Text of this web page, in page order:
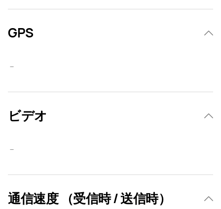
GPS
－
ビデオ
－
通信速度 （受信時 / 送信時）